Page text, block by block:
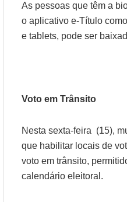
As pessoas que têm a
o aplicativo e-Título
e tablets, pode ser
Voto em Trânsito
Nesta sexta-feira (15),
que habilitar locais de
voto em trânsito,
calendário eleitoral.